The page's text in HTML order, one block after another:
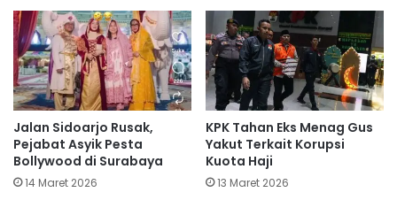
Jalan Sidoarjo Rusak,
Pejabat Asyik Pesta
Bollywood di Surabaya
14 Maret 2026
KPK Tahan Eks Menag Gus
Yakut Terkait Korupsi
Kuota Haji
13 Maret 2026